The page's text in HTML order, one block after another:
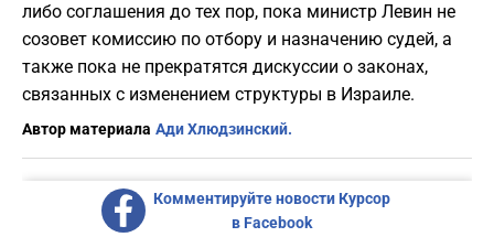
либо соглашения до тех пор, пока министр Левин не
созовет комиссию по отбору и назначению судей, а
также пока не прекратятся дискуссии о законах,
связанных с изменением структуры в Израиле.
Автор материала Ади Хлюдзинский.
Комментируйте новости Курсор
в Facebook